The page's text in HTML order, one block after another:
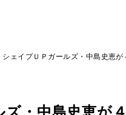
シェイプＵＰガールズ・中島史恵
・中島史恵が